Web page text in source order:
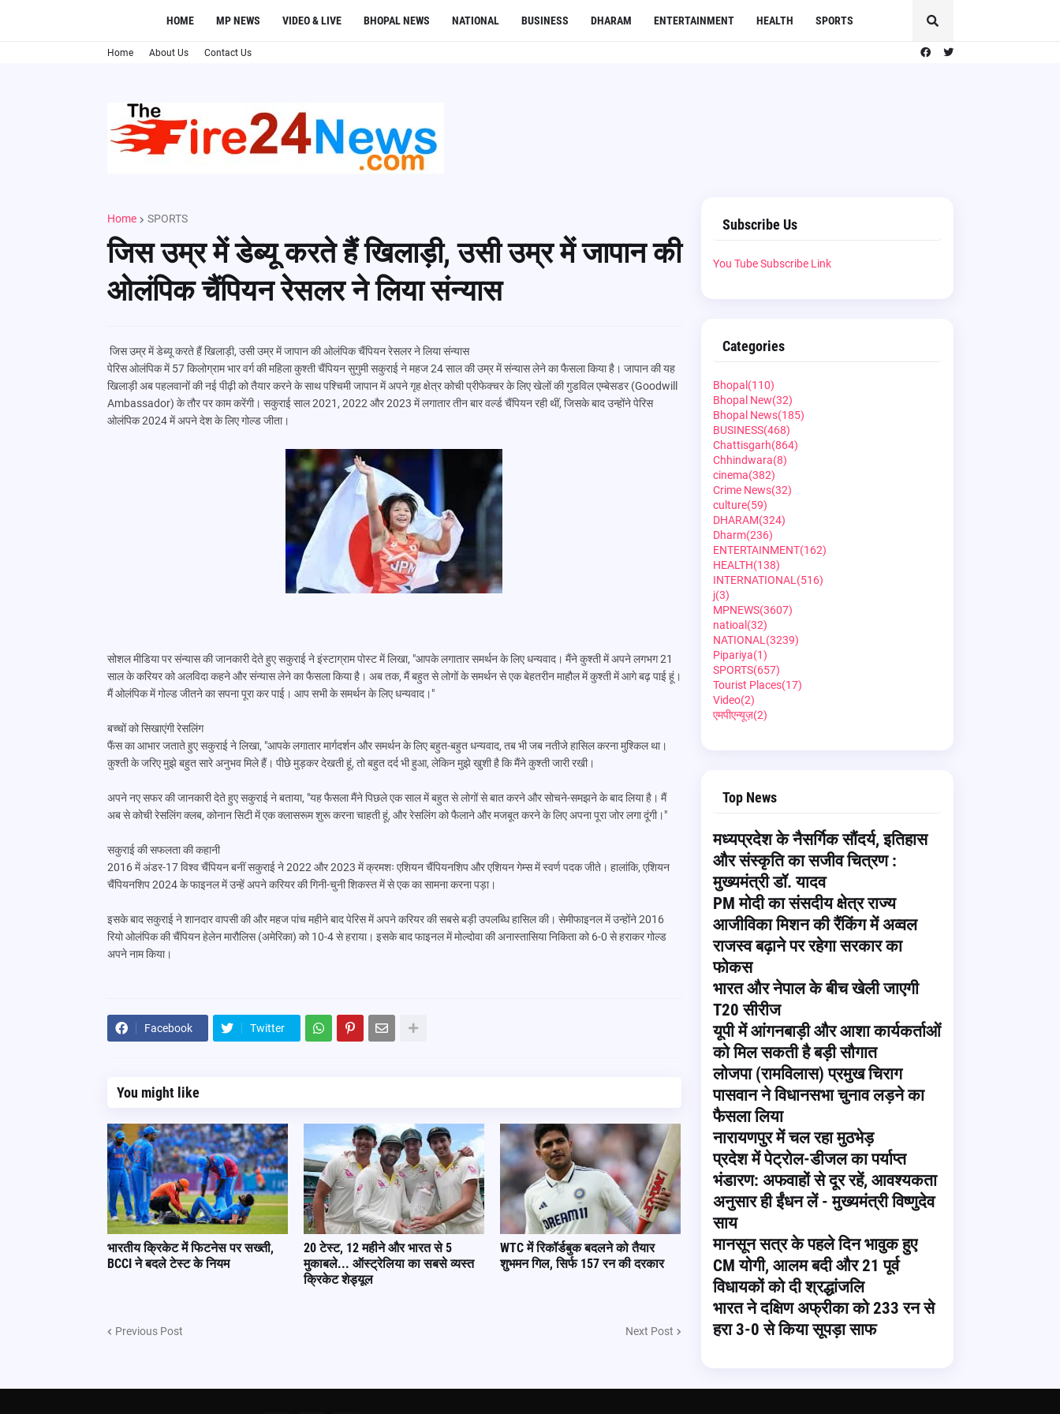
HOME MP NEWS VIDEO & LIVE BHOPAL NEWS NATIONAL BUSINESS DHARAM ENTERTAINMENT HEALTH SPORTS
Home About Us Contact Us
Home SPORTS
जिस उम्र में डेब्यू करते हैं खिलाड़ी, उसी उम्र में जापान की
ओलंपिक चैंपियन रेसलर ने लिया संन्यास
जिस उम्र में डेब्यू करते हैं खिलाड़ी, उसी उम्र में जापान की ओलंपिक चैंपियन रेसलर ने लिया संन्यास
पेरिस ओलंपिक में 57 किलोग्राम भार वर्ग की महिला कुश्ती चैंपियन सुगुमी सकुराई ने महज 24 साल की उम्र में संन्यास लेने का फैसला किया है। जापान की यह
खिलाड़ी अब पहलवानों की नई पीढ़ी को तैयार करने के साथ पश्चिमी जापान में अपने गृह क्षेत्र कोची प्रीफेक्चर के लिए खेलों की गुडविल एम्बेसडर (Goodwill
Ambassador) के तौर पर काम करेंगी। सकुराई साल 2021, 2022 और 2023 में लगातार तीन बार वर्ल्ड चैंपियन रही थीं, जिसके बाद उन्होंने पेरिस
ओलंपिक 2024 में अपने देश के लिए गोल्ड जीता।
सोशल मीडिया पर संन्यास की जानकारी देते हुए सकुराई ने इंस्टाग्राम पोस्ट में लिखा, "आपके लगातार समर्थन के लिए धन्यवाद। मैंने कुश्ती में अपने लगभग 21
साल के करियर को अलविदा कहने और संन्यास लेने का फैसला किया है। अब तक, मैं बहुत से लोगों के समर्थन से एक बेहतरीन माहौल में कुश्ती में आगे बढ़ पाई हूं।
मैं ओलंपिक में गोल्ड जीतने का सपना पूरा कर पाई। आप सभी के समर्थन के लिए धन्यवाद।"
बच्चों को सिखाएंगी रेसलिंग
फैंस का आभार जताते हुए सकुराई ने लिखा, "आपके लगातार मार्गदर्शन और समर्थन के लिए बहुत-बहुत धन्यवाद, तब भी जब नतीजे हासिल करना मुश्किल था।
कुश्ती के जरिए मुझे बहुत सारे अनुभव मिले हैं। पीछे मुड़कर देखती हूं, तो बहुत दर्द भी हुआ, लेकिन मुझे खुशी है कि मैंने कुश्ती जारी रखी।
अपने नए सफर की जानकारी देते हुए सकुराई ने बताया, "यह फैसला मैंने पिछले एक साल में बहुत से लोगों से बात करने और सोचने-समझने के बाद लिया है। मैं
अब से कोची रेसलिंग क्लब, कोनान सिटी में एक क्लासरूम शुरू करना चाहती हूं, और रेसलिंग को फैलाने और मजबूत करने के लिए अपना पूरा जोर लगा दूंगी।"
सकुराई की सफलता की कहानी
2016 में अंडर-17 विश्व चैंपियन बनीं सकुराई ने 2022 और 2023 में क्रमशः एशियन चैंपियनशिप और एशियन गेम्स में स्वर्ण पदक जीते। हालांकि, एशियन
चैंपियनशिप 2024 के फाइनल में उन्हें अपने करियर की गिनी-चुनी शिकस्त में से एक का सामना करना पड़ा।
इसके बाद सकुराई ने शानदार वापसी की और महज पांच महीने बाद पेरिस में अपने करियर की सबसे बड़ी उपलब्धि हासिल की। सेमीफाइनल में उन्होंने 2016
रियो ओलंपिक की चैंपियन हेलेन मारौलिस (अमेरिका) को 10-4 से हराया। इसके बाद फाइनल में मोल्दोवा की अनास्तासिया निकिता को 6-0 से हराकर गोल्ड
अपने नाम किया।
Facebook Twitter
You might like
भारतीय क्रिकेट में फिटनेस पर सख्ती,
BCCI ने बदले टेस्ट के नियम
20 टेस्ट, 12 महीने और भारत से 5
मुकाबले... ऑस्ट्रेलिया का सबसे व्यस्त
क्रिकेट शेड्यूल
WTC में रिकॉर्डबुक बदलने को तैयार
शुभमन गिल, सिर्फ 157 रन की दरकार
Previous Post Next Post
Subscribe Us
You Tube Subscribe Link
Categories
Bhopal (110)
Bhopal New(32)
Bhopal News(185)
BUSINESS(468)
Chattisgarh(864)
Chhindwara(8)
cinema(382)
Crime News(32)
culture(59)
DHARAM(324)
Dharm(236)
ENTERTAINMENT(162)
HEALTH(138)
INTERNATIONAL (516)
j(3)
MPNEWS(3607)
natioal (32)
NATIONAL (3239)
Pipariya(1)
SPORTS(657)
Tourist Places(17)
Video(2)
एमपीएन्यूज़(2)
Top News
मध्यप्रदेश के नैसर्गिक सौंदर्य, इतिहास
और संस्कृति का सजीव चित्रण :
मुख्यमंत्री डॉ. यादव
PM मोदी का संसदीय क्षेत्र राज्य
आजीविका मिशन की रैंकिंग में अव्वल
राजस्व बढ़ाने पर रहेगा सरकार का
फोकस
भारत और नेपाल के बीच खेली जाएगी
T20 सीरीज
यूपी में आंगनबाड़ी और आशा कार्यकर्ताओं
को मिल सकती है बड़ी सौगात
लोजपा (रामविलास) प्रमुख चिराग
पासवान ने विधानसभा चुनाव लड़ने का
फैसला लिया
नारायणपुर में चल रहा मुठभेड़
प्रदेश में पेट्रोल-डीजल का पर्याप्त
भंडारण: अफवाहों से दूर रहें, आवश्यकता
अनुसार ही ईंधन लें - मुख्यमंत्री विष्णुदेव
साय
मानसून सत्र के पहले दिन भावुक हुए
CM योगी, आलम बदी और 21 पूर्व
विधायकों को दी श्रद्धांजलि
भारत ने दक्षिण अफ्रीका को 233 रन से
हरा 3-0 से किया सूपड़ा साफ